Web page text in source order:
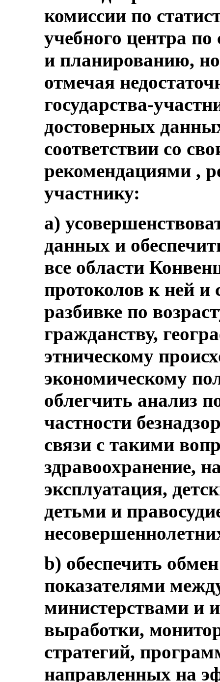
комиссии по
учебного центра
и планированию,
отмечая
государства-
достоверных
соответствии со
рекомендациями ,
участнику:
a)
данных и
все области
протоколов к ней
разбивке по
гражданству,
этническому
экономическому
облегчить анализ
частности
связи с такими
здравоохранение,
эксплуатация,
детьми и
b) обеспечить
показателями
министерствами и
выработки,
стратегий,
направленных на